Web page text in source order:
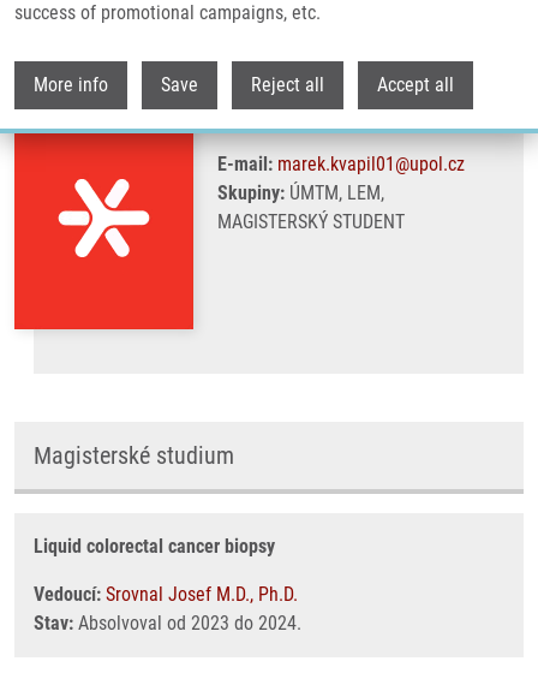
success of promotional campaigns, etc.
More info Save Reject all Accept all
Kvapil Marek
E-mail: marek.kvapil01@upol.cz
Skupiny:ÚMTM, LEM,
MAGISTERSKÝ STUDENT
Magisterské studium
Liquid colorectal cancer biopsy
Vedoucí: Srovnal Josef M.D., Ph.D.
Stav: Absolvoval od 2023 do 2024.